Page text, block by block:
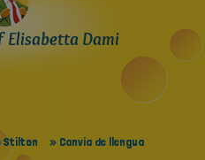
Elisabetta Dami
Stilton
» Canvia de llengua